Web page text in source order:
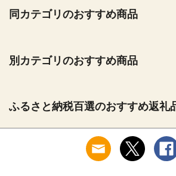
同カテゴリのおすすめ商品
別カテゴリのおすすめ商品
ふるさと納税百選のおすすめ返礼